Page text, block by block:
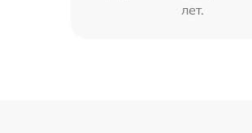
лет.